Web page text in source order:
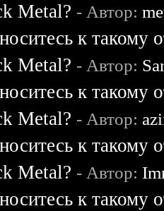
Metal? - Автор:
к такому
Metal? - Автор:
к такому
Metal? - Автор:
к такому
Metal? - Автор:
к такому